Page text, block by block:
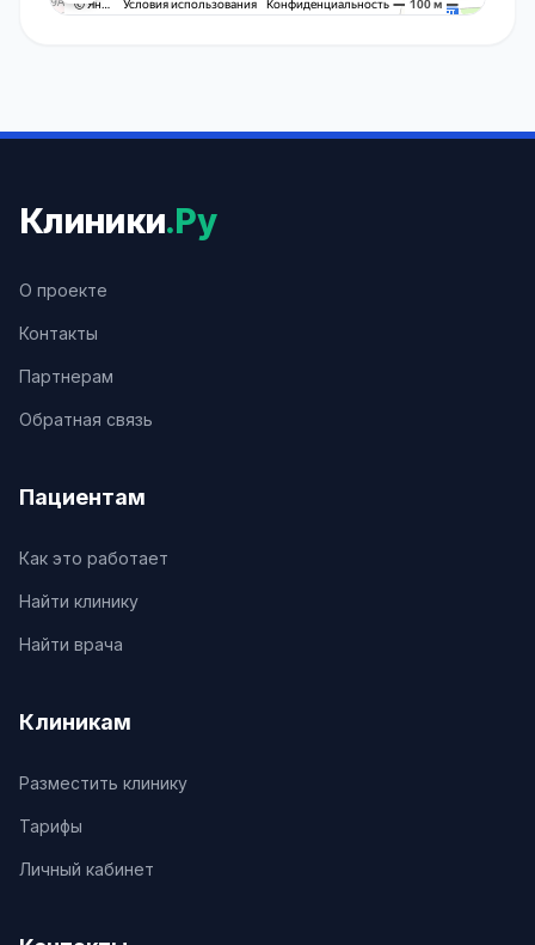
Клиники.Ру
О проекте
Контакты
Партнерам
Обратная связь
Пациентам
Как это работает
Найти клинику
Найти врача
Клиникам
Разместить клинику
Тарифы
Личный кабинет